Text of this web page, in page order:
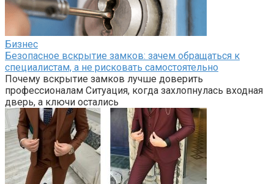
Бизнес
Безопасное вскрытие замков: зачем обращаться к
специалистам, а не рисковать самостоятельно
Почему вскрытие замков лучше доверить
профессионалам Ситуация, когда захлопнулась входная
дверь, а ключи остались